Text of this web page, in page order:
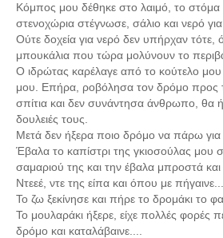
Κόμπος μου δέθηκε στο λαιμό, το
στενοχώρια στέγνωσε, σάλιο και νερό
Ούτε δοχεία για νερό δεν υπήρχαν
μπουκάλια που τώρα μολύνουν το
Ο ιδρώτας καρέλαγε από το κούτελο μου
μου. Επήρα, ροβόλησα τον δρόμο προς
σπίτια και δεν συνάντησα άνθρωπο, θα
δουλειές τους.
Μετά δεν ήξερα ποιο δρόμο να πάρω για
Έβαλα το καπίστρι της γκιοσούλας μου
σαμαριού της και την έβαλα μπροστά
Ντεεέ, ντε της είπα και όπου με πήγαινε....
Το ζω ξεκίνησε και πήρε το δρομάκι το
Το μουλαράκι ήξερε, είχε πολλές φορές
δρόμο και καταλάβαινε....